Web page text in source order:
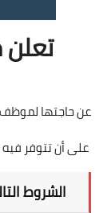
عن حاجتها
على أن تتوفر فيه
الشروط